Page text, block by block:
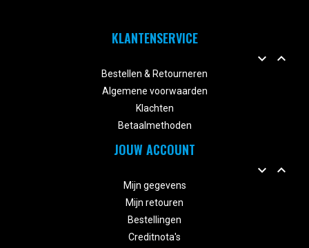
KLANTENSERVICE
 
Bestellen & Retourneren
Algemene voorwaarden
Klachten
Betaalmethoden
JOUW ACCOUNT
 
Mijn gegevens
Mijn retouren
Bestellingen
Creditnota's